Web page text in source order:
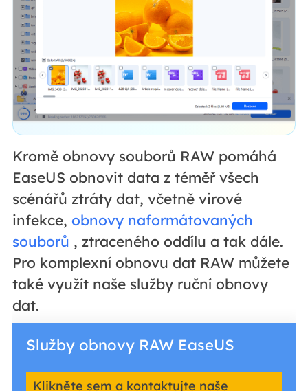
Kromě obnovy souborů RAW pomáhá
EaseUS obnovit data z téměř všech
scénářů ztráty dat, včetně virové
infekce, obnovy naformátovaných
souborů , ztraceného oddílu a tak dále.
Pro komplexní obnovu dat RAW můžete
také využít naše služby ruční obnovy
dat.
Služby obnovy RAW EaseUS
Klikněte sem a kontaktujte naše